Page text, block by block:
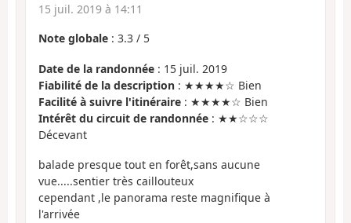
15 juil. 2019 à 14:11
Note globale : 3.3 / 5
Date de la randonnée : 15 juil. 2019
Fiabilité de la description : ★★★★☆ Bien
Facilité à suivre l'itinéraire : ★★★★☆ Bien
Intérêt du circuit de randonnée : ★★☆☆☆
Décevant
balade presque tout en forêt,sans aucune
vue.....sentier très caillouteux
cependant ,le panorama reste magnifique à
l'arrivée